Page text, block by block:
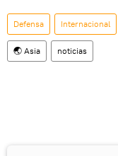
Defensa Internacional
🌏 Asia noticias